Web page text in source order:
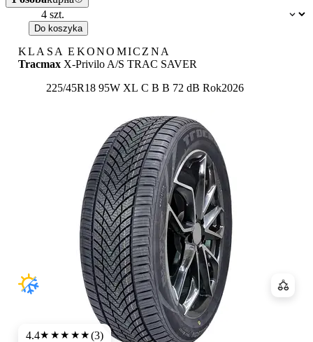
Dostępność:
Do koszyka
KLASA EKONOMICZNA
Tracmax X-Privilo A/S TRAC SAVER
225/45R18 95W XL Etykieta:
C B B 72 dB Rok2026
4.4★★★★★(3)